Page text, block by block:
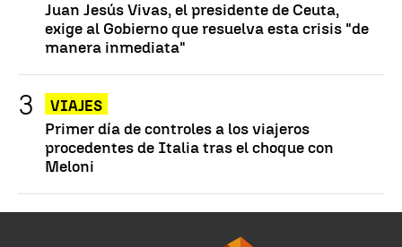
Juan Jesús Vivas, el presidente de Ceuta,
exige al Gobierno que resuelva esta crisis "de
manera inmediata"
VIAJES
Primer día de controles a los viajeros
procedentes de Italia tras el choque con
Meloni